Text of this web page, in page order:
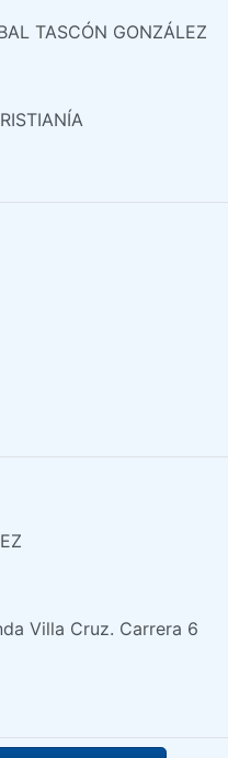
TASCÓN GONZÁLEZ
Villa Cruz. Carrera 6